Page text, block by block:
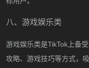
八、游戏娱乐类
游戏娱乐类是TikTok上备
攻略、游戏技巧等方式，